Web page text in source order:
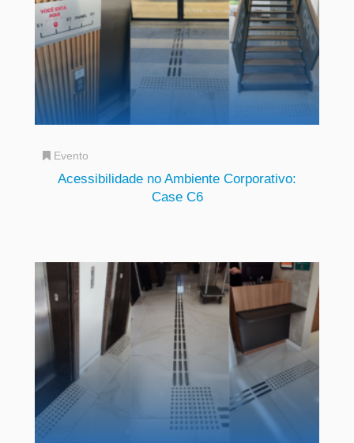
Evento
Acessibilidade no Ambiente Corporativo:
Case C6